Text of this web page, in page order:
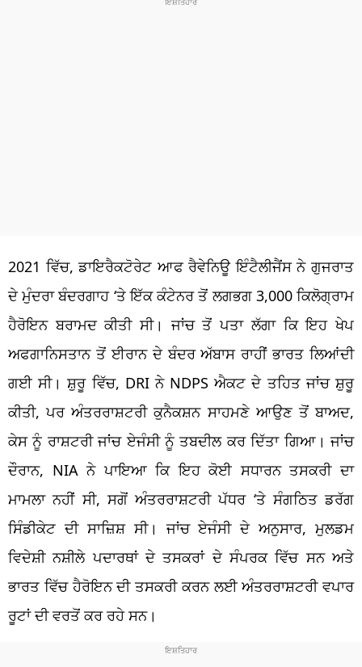
2021 ਵਿੱਚ, ਡਾਇਰੈਕਟੋਰੇਟ ਆਫ ਰੈਵੇਨਿਊ ਇੰਟੈਲੀਜੈਂਸ ਨੇ ਗੁਜਰਾਤ
ਦੇ ਮੁੰਦਰਾ ਬੰਦਰਗਾਹ ‘ਤੇ ਇੱਕ ਕੰਟੇਨਰ ਤੋਂ ਲਗਭਗ 3,000 ਕਿਲੋਗ੍ਰਾਮ
ਹੈਰੋਇਨ ਬਰਾਮਦ ਕੀਤੀ ਸੀ। ਜਾਂਚ ਤੋਂ ਪਤਾ ਲੱਗਾ ਕਿ ਇਹ ਖੇਪ
ਅਫਗਾਨਿਸਤਾਨ ਤੋਂ ਈਰਾਨ ਦੇ ਬੰਦਰ ਅੱਬਾਸ ਰਾਹੀਂ ਭਾਰਤ ਲਿਆਂਦੀ
ਗਈ ਸੀ। ਸ਼ੁਰੂ ਵਿੱਚ, DRI ਨੇ NDPS ਐਕਟ ਦੇ ਤਹਿਤ ਜਾਂਚ ਸ਼ੁਰੂ
ਕੀਤੀ, ਪਰ ਅੰਤਰਰਾਸ਼ਟਰੀ ਕੁਨੈਕਸ਼ਨ ਸਾਹਮਣੇ ਆਉਣ ਤੋਂ ਬਾਅਦ,
ਕੇਸ ਨੂੰ ਰਾਸ਼ਟਰੀ ਜਾਂਚ ਏਜੰਸੀ ਨੂੰ ਤਬਦੀਲ ਕਰ ਦਿੱਤਾ ਗਿਆ। ਜਾਂਚ
ਦੌਰਾਨ, NIA ਨੇ ਪਾਇਆ ਕਿ ਇਹ ਕੋਈ ਸਧਾਰਨ ਤਸਕਰੀ ਦਾ
ਮਾਮਲਾ ਨਹੀਂ ਸੀ, ਸਗੋਂ ਅੰਤਰਰਾਸ਼ਟਰੀ ਪੱਧਰ ‘ਤੇ ਸੰਗਠਿਤ ਡਰੱਗ
ਸਿੰਡੀਕੇਟ ਦੀ ਸਾਜ਼ਿਸ਼ ਸੀ। ਜਾਂਚ ਏਜੰਸੀ ਦੇ ਅਨੁਸਾਰ, ਮੁਲਡਮ
ਵਿਦੇਸ਼ੀ ਨਸ਼ੀਲੇ ਪਦਾਰਥਾਂ ਦੇ ਤਸਕਰਾਂ ਦੇ ਸੰਪਰਕ ਵਿੱਚ ਸਨ ਅਤੇ
ਭਾਰਤ ਵਿੱਚ ਹੈਰੋਇਨ ਦੀ ਤਸਕਰੀ ਕਰਨ ਲਈ ਅੰਤਰਰਾਸ਼ਟਰੀ ਵਪਾਰ
ਰੂਟਾਂ ਦੀ ਵਰਤੋਂ ਕਰ ਰਹੇ ਸਨ।